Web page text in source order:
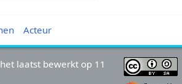
Acteur
laatst bewerkt op 11